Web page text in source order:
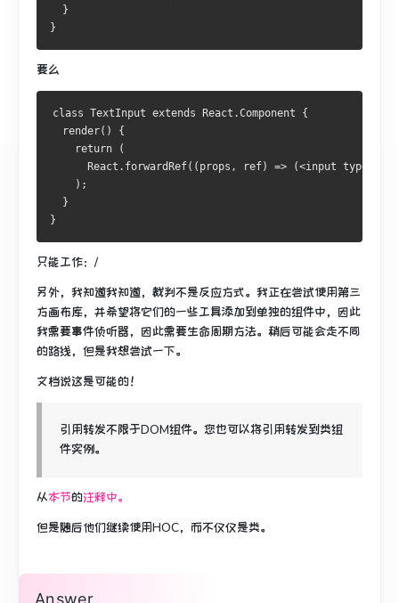
  }
}
要么
class TextInput extends React.Component {
  render() {
    return (
React.forwardRef((props, ref) => (<input
    );
  }
}
只能工作：/
另外，我知道我知道，裁判不是反应方式。 我正在尝试使用第三
方画布库，并希望将它们的一些工具添加到单独的组件中，因此
我需要事件侦听器，因此需要生命周期方法。 稍后可能会走不同
的路线，但是我想尝试一下。
文档说这是可能的！
引用转发不限于DOM组件。 您也可以将引用转发到类组
件实例。
从本节的注释中。
但是随后他们继续使用HOC，而不仅仅是类。
Answer